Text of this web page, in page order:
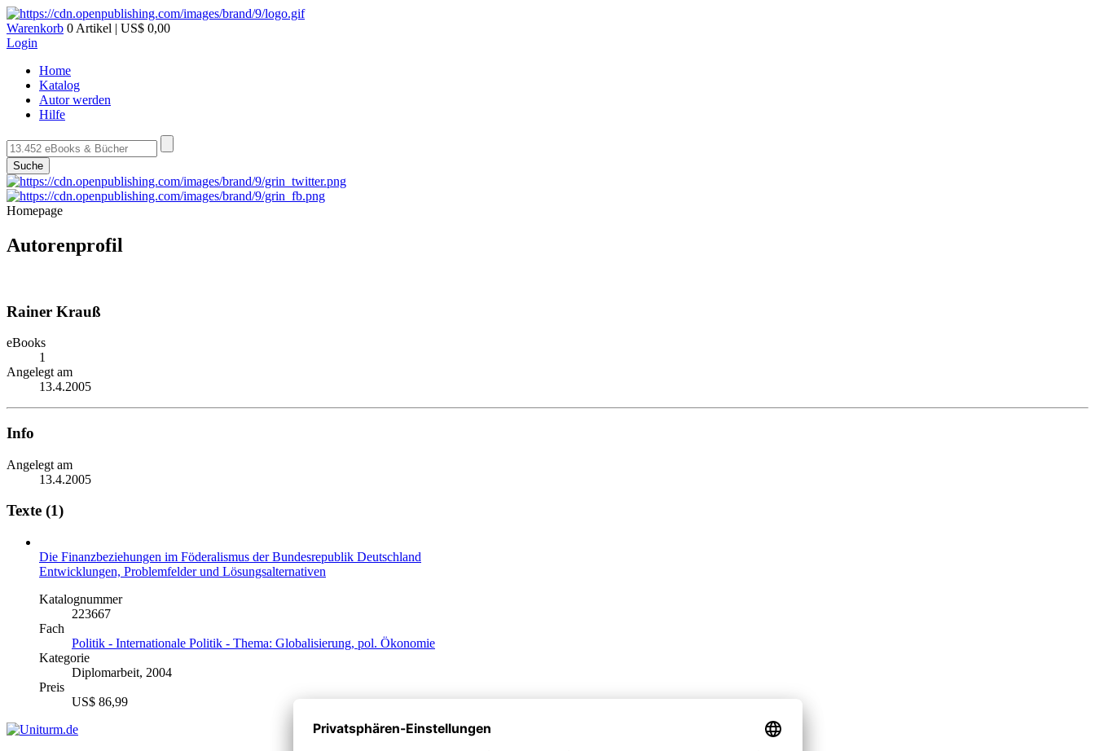
Warenkorb 0 Artikel | US$ 0,00
Login
Home
Katalog
Autor werden
Hilfe
Suche
Homepage
Autorenprofil
Rainer Krauß
eBooks
1
Angelegt am
13.4.2005
Info
Angelegt am
13.4.2005
Texte (1)
Die Finanzbeziehungen im Föderalismus der Bundesrepublik Deutschland
Entwicklungen, Problemfelder und Lösungsalternativen
Katalognummer
223667
Fach
Politik - Internationale Politik - Thema: Globalisierung, pol. Ökonomie
Kategorie
Diplomarbeit, 2004
Preis
US$ 86,99